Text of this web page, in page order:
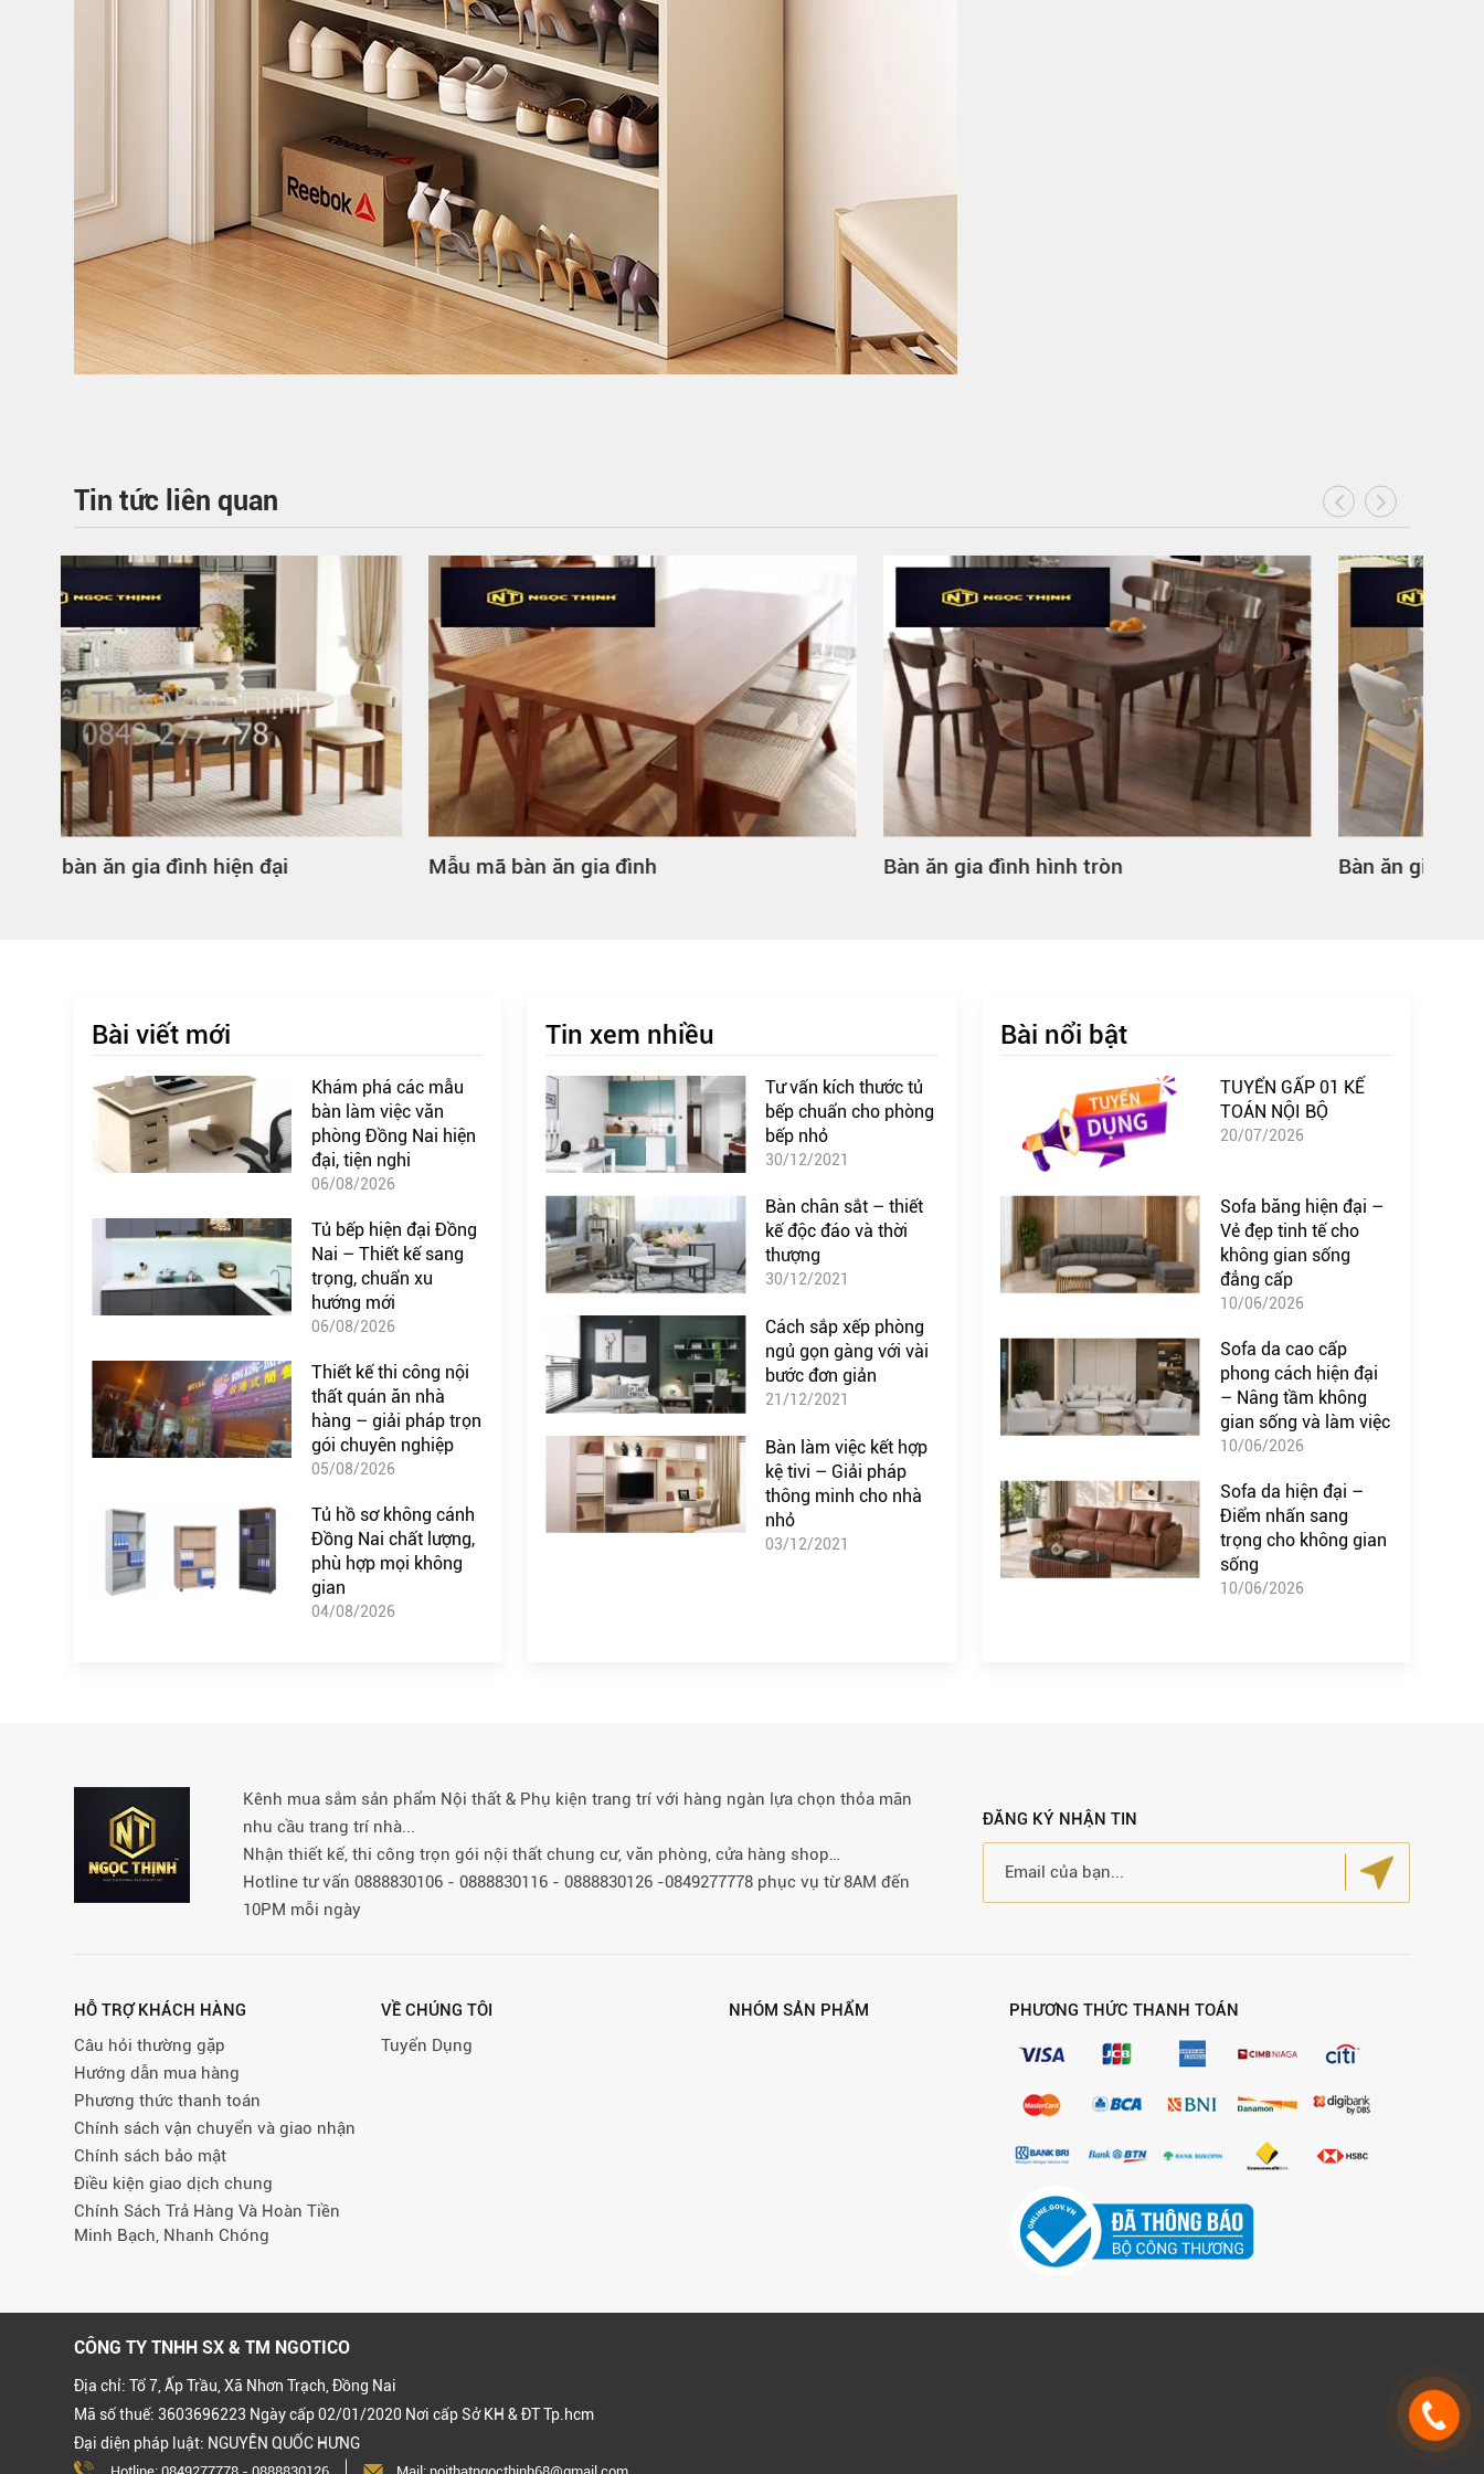
Tin tức liên quan
Mẫu mã bàn ăn gia đình Bàn ăn gia đình hình tròn Bàn ăn gia đình 4 người
Bài viết mới
Khám phá các mẫu
bàn làm việc văn
phòng Đồng Nai hiện
đại, tiện nghi
06/08/2026
Tủ bếp hiện đại Đồng
Nai – Thiết kế sang
trọng, chuẩn xu
hướng mới
06/08/2026
Thiết kế thi công nội
thất quán ăn nhà
hàng – giải pháp trọn
gói chuyên nghiệp
05/08/2026
Tủ hồ sơ không cánh
Đồng Nai chất lượng,
phù hợp mọi không
gian
04/08/2026
Tin xem nhiều
Tư vấn kích thước tủ
bếp chuẩn cho phòng
bếp nhỏ
30/12/2021
Bàn chân sắt – thiết
kế độc đáo và thời
thượng
30/12/2021
Cách sắp xếp phòng
ngủ gọn gàng với vài
bước đơn giản
21/12/2021
Bàn làm việc kết hợp
kệ tivi – Giải pháp
thông minh cho nhà
nhỏ
03/12/2021
Bài nổi bật
TUYỂN GẤP 01 KẾ
TOÁN NỘI BỘ
20/07/2026
Sofa băng hiện đại –
Vẻ đẹp tinh tế cho
không gian sống
đẳng cấp
10/06/2026
Sofa da cao cấp
phong cách hiện đại
– Nâng tầm không
gian sống và làm việc
10/06/2026
Sofa da hiện đại –
Điểm nhấn sang
trọng cho không gian
sống
10/06/2026
Kênh mua sắm sản phẩm Nội thất & Phụ kiện trang trí với hàng ngàn lựa chọn thỏa mãn
nhu cầu trang trí nhà...
Nhận thiết kế, thi công trọn gói nội thất chung cư, văn phòng, cửa hàng shop…
Hotline tư vấn 0888830106 - 0888830116 - 0888830126 -0849277778 phục vụ từ 8AM đến
10PM mỗi ngày
ĐĂNG KÝ NHẬN TIN
HỖ TRỢ KHÁCH HÀNG
Câu hỏi thường gặp
Hướng dẫn mua hàng
Phương thức thanh toán
Chính sách vận chuyển và giao nhận
Chính sách bảo mật
Điều kiện giao dịch chung
Chính Sách Trả Hàng Và Hoàn Tiền
Minh Bạch, Nhanh Chóng
VỀ CHÚNG TÔI
Tuyển Dụng
NHÓM SẢN PHẨM PHƯƠNG THỨC THANH TOÁN
CÔNG TY TNHH SX & TM NGOTICO
Địa chỉ: Tổ 7, Ấp Trầu, Xã Nhơn Trạch, Đồng Nai
Mã số thuế: 3603696223 Ngày cấp 02/01/2020 Nơi cấp Sở KH & ĐT Tp.hcm
Đại diện pháp luật: NGUYỄN QUỐC HƯNG